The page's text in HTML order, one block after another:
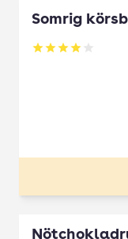
Somrig
Betyg: 4 av 5